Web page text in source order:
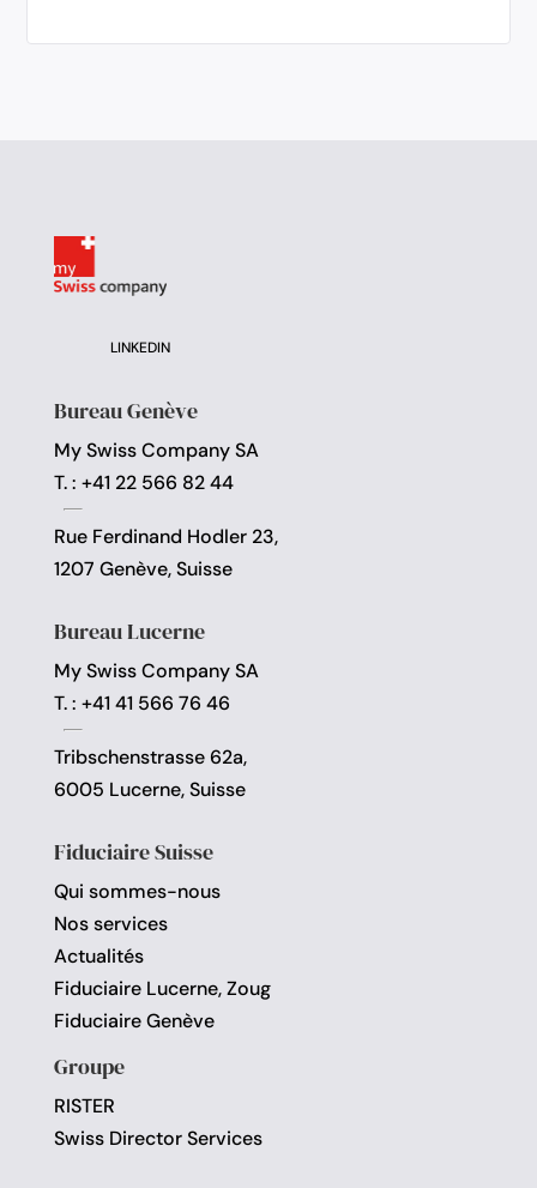
LINKEDIN
Bureau Genève
My Swiss Company SA
T. : +41 22 566 82 44
Rue Ferdinand Hodler 23,
1207 Genève, Suisse
Bureau Lucerne
My Swiss Company SA
T. : +41 41 566 76 46
Tribschenstrasse 62a,
6005 Lucerne, Suisse
Fiduciaire Suisse
Qui sommes-nous
Nos services
Actualités
Fiduciaire Lucerne, Zoug
Fiduciaire Genève
Groupe
RISTER
Swiss Director Services